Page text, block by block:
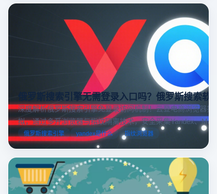
俄罗斯搜索引擎无需登录入口吗？俄罗斯搜索软
深度解析俄罗斯搜索引擎免登录访问机制！云登电商浏览器
拟，通过多开浏览器与指纹隔离技术，安全采集Yandex、
跨境电商本土化运营。
俄罗斯搜索引擎 yandex是什么 指纹浏览器